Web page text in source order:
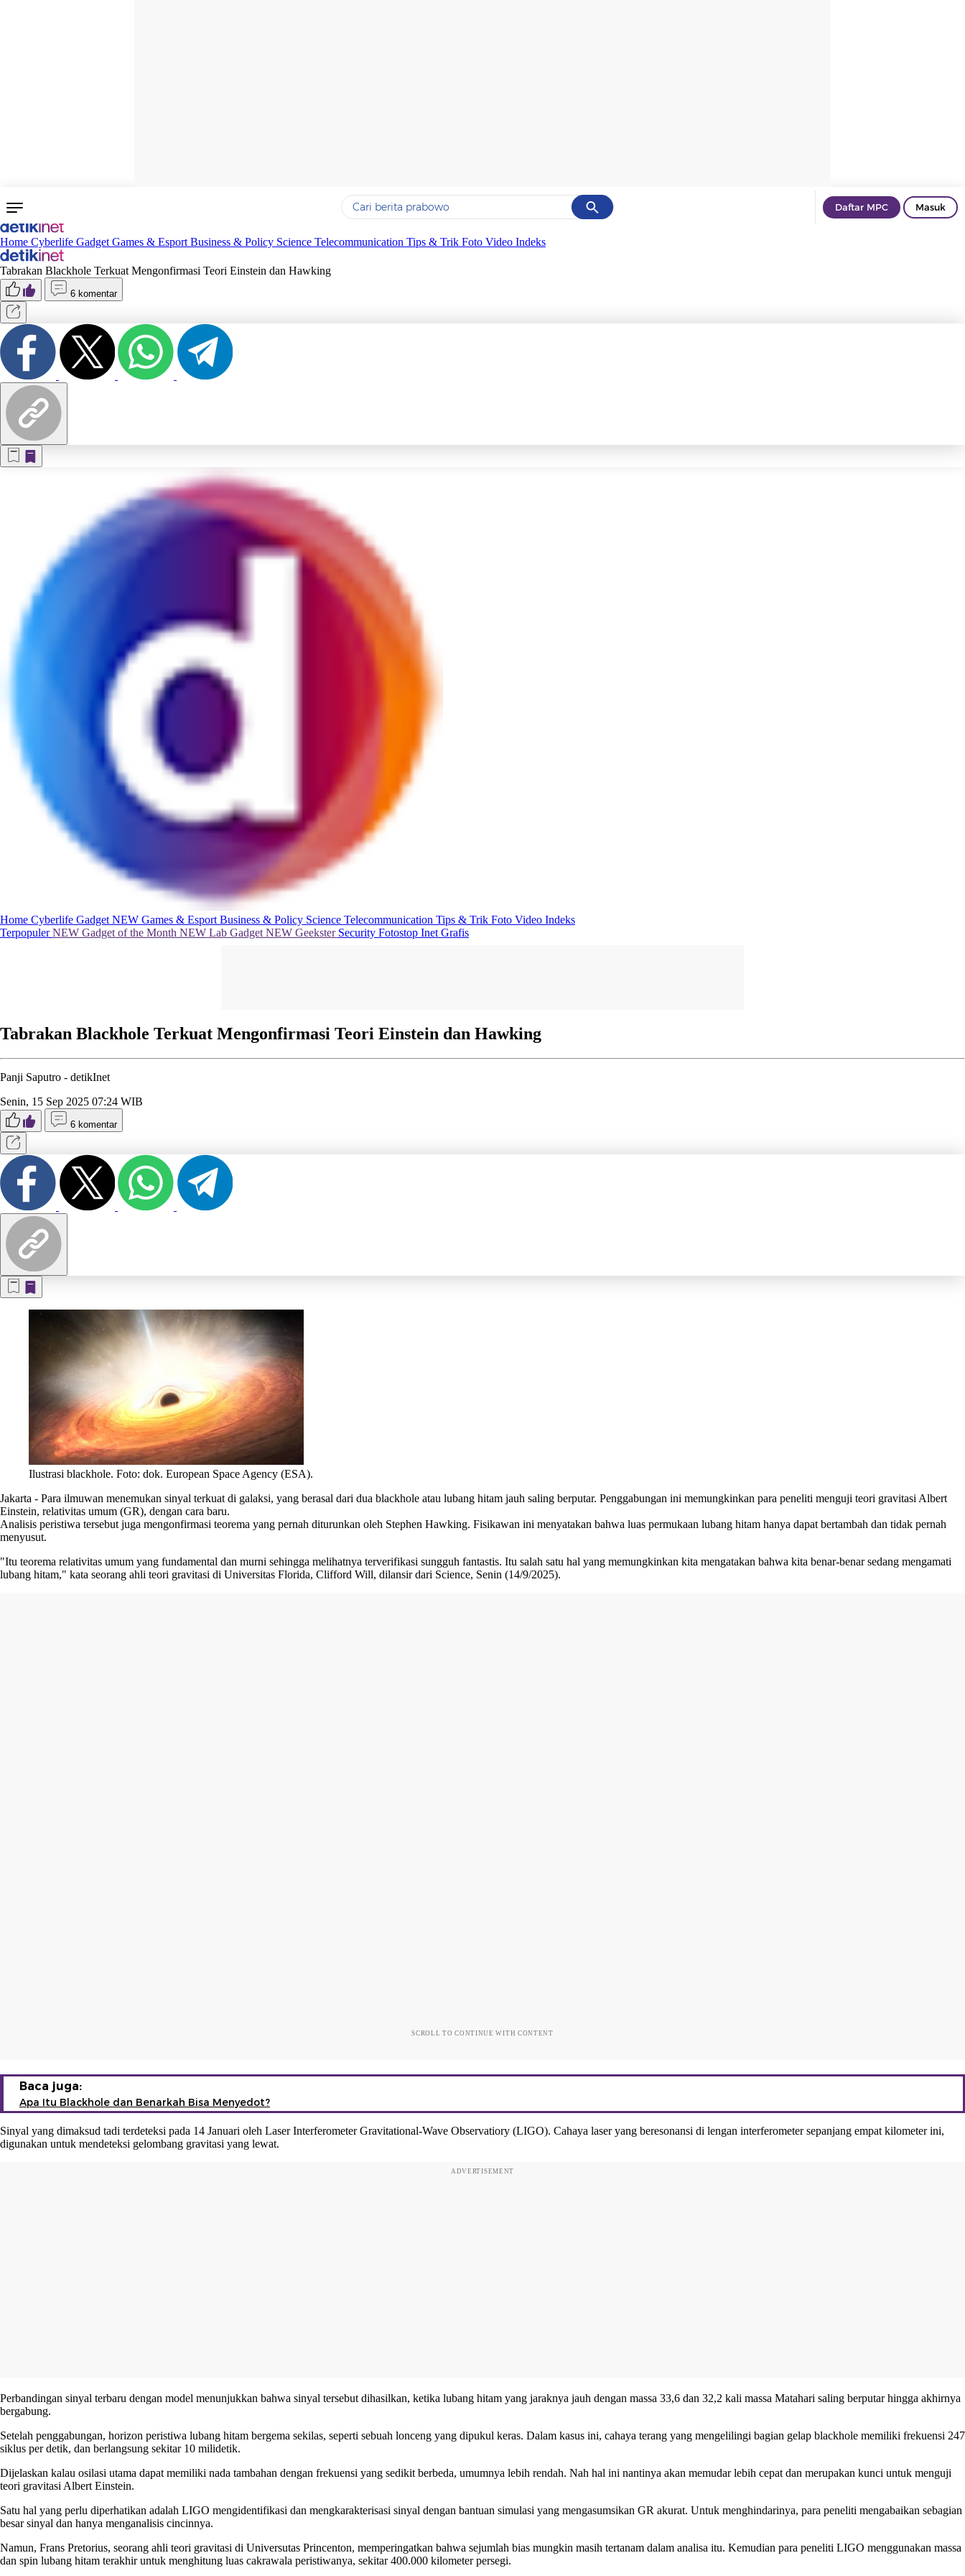
Cancel
Yang sedang ramai dicari
Terakhir yang dicari
Daftar MPC Masuk
Home Cyberlife Gadget Games & Esport Business & Policy Science Telecommunication Tips & Trik Foto Video Indeks
Tabrakan Blackhole Terkuat Mengonfirmasi Teori Einstein dan Hawking
6 komentar
Home Cyberlife Gadget NEW Games & Esport Business & Policy Science Telecommunication Tips & Trik Foto Video Indeks
TerpopulerNEW Gadget of the Month NEW Lab Gadget NEW Geekster Security Fotostop Inet Grafis
Tabrakan Blackhole Terkuat Mengonfirmasi Teori Einstein dan Hawking
Panji Saputro - detikInet
Senin, 15 Sep 2025 07:24 WIB
6 komentar
Ilustrasi blackhole. Foto: dok. European Space Agency (ESA).
Jakarta - Para ilmuwan menemukan sinyal terkuat di galaksi, yang berasal dari dua blackhole atau lubang hitam jauh saling berputar. Penggabungan ini memungkinkan para peneliti menguji teori gravitasi Albert
Einstein, relativitas umum (GR), dengan cara baru.
Analisis peristiwa tersebut juga mengonfirmasi teorema yang pernah diturunkan oleh Stephen Hawking. Fisikawan ini menyatakan bahwa luas permukaan lubang hitam hanya dapat bertambah dan tidak pernah
menyusut.
"Itu teorema relativitas umum yang fundamental dan murni sehingga melihatnya terverifikasi sungguh fantastis. Itu salah satu hal yang memungkinkan kita mengatakan bahwa kita benar-benar sedang mengamati
lubang hitam," kata seorang ahli teori gravitasi di Universitas Florida, Clifford Will, dilansir dari Science, Senin (14/9/2025).
SCROLL TO CONTINUE WITH CONTENT
Baca juga:
Apa Itu Blackhole dan Benarkah Bisa Menyedot?
Sinyal yang dimaksud tadi terdeteksi pada 14 Januari oleh Laser Interferometer Gravitational-Wave Observatiory (LIGO). Cahaya laser yang beresonansi di lengan interferometer sepanjang empat kilometer ini,
digunakan untuk mendeteksi gelombang gravitasi yang lewat.
ADVERTISEMENT
Perbandingan sinyal terbaru dengan model menunjukkan bahwa sinyal tersebut dihasilkan, ketika lubang hitam yang jaraknya jauh dengan massa 33,6 dan 32,2 kali massa Matahari saling berputar hingga akhirnya
bergabung.
Setelah penggabungan, horizon peristiwa lubang hitam bergema sekilas, seperti sebuah lonceng yang dipukul keras. Dalam kasus ini, cahaya terang yang mengelilingi bagian gelap blackhole memiliki frekuensi 247
siklus per detik, dan berlangsung sekitar 10 milidetik.
Dijelaskan kalau osilasi utama dapat memiliki nada tambahan dengan frekuensi yang sedikit berbeda, umumnya lebih rendah. Nah hal ini nantinya akan memudar lebih cepat dan merupakan kunci untuk menguji
teori gravitasi Albert Einstein.
Satu hal yang perlu diperhatikan adalah LIGO mengidentifikasi dan mengkarakterisasi sinyal dengan bantuan simulasi yang mengasumsikan GR akurat. Untuk menghindarinya, para peneliti mengabaikan sebagian
besar sinyal dan hanya menganalisis cincinnya.
Namun, Frans Pretorius, seorang ahli teori gravitasi di Universutas Princenton, memperingatkan bahwa sejumlah bias mungkin masih tertanam dalam analisa itu. Kemudian para peneliti LIGO menggunakan massa
dan spin lubang hitam terakhir untuk menghitung luas cakrawala peristiwanya, sekitar 400.000 kilometer persegi.